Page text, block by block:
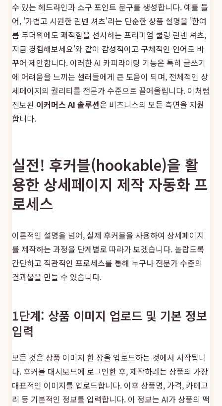
수 있는 헤드라인과 소구 포인트 문구를 생성합니다. 예를 들
어, '가볍고 시원한 린넨 셔츠'라는 단순한 상품 설명을 '한여
름 무더위에도 쾌적함을 선사하는 프리미엄 쿨링 린넨 셔츠,
지금 경험해보세요'와 같이 감성적이고 구체적인 언어로 바
꾸어 제안합니다. 이러한 AI 카피라이팅 기능은 특히 글쓰기
에 어려움을 느끼는 셀러들에게 큰 도움이 되며, 전체적인 상
세페이지의 퀄리티를 전문가 수준으로 끌어올립니다. 이처럼
진보된 이커머스 AI 솔루션은 비즈니스의 모든 측면을 지원
합니다.
실전! 후커블(hookable)을 활
용한 상세페이지 제작 자동화 프
로세스
이론적인 설명을 넘어, 실제 후커블을 사용하여 상세페이지
를 제작하는 과정을 단계별로 따라가 보겠습니다. 놀랍도록
간단하고 직관적인 프로세스를 통해 누구나 전문가 수준의
결과물을 만들 수 있습니다.
1단계: 상품 이미지 업로드 및 기본 정보
입력
모든 것은 상품 이미지 한 장을 업로드하는 것에서 시작됩니
다. 후커블 대시보드에 로그인한 후, 제작하려는 상품의 가장
대표적인 이미지를 업로드합니다. 이후 상품명, 가격, 카테고
리 등 기본적인 정보를 입력합니다. 이 정보는 AI가 상품의 맥